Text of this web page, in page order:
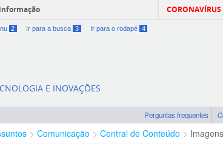
2 Ir para a busca 3 Ir para o rodapé 4
E INOVAÇÕES
Perguntas frequentes
Comunicação Central de Conteúdo Imagens